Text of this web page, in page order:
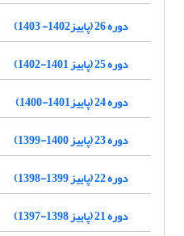
دوره 26 (پاییز1402- 1403)
دوره 25 (پاییز 1401-1402)
دوره 24 (پاییز1401-1400)
دوره 23 (پاییز 1400-1399)
دوره 22 (پاییز 1399-1398)
دوره 21 (پاییز 1398-1397)